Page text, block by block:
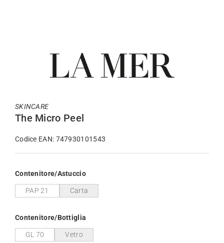
SKINCARE
The Micro Peel
Codice EAN: 747930101543
Contenitore/Astuccio
PAP 21 Carta
Contenitore/Bottiglia
GL 70 Vetro